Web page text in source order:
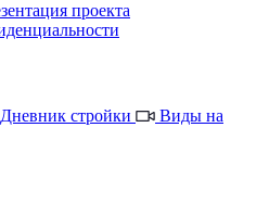
проекта
Дневник стройки
Виды на